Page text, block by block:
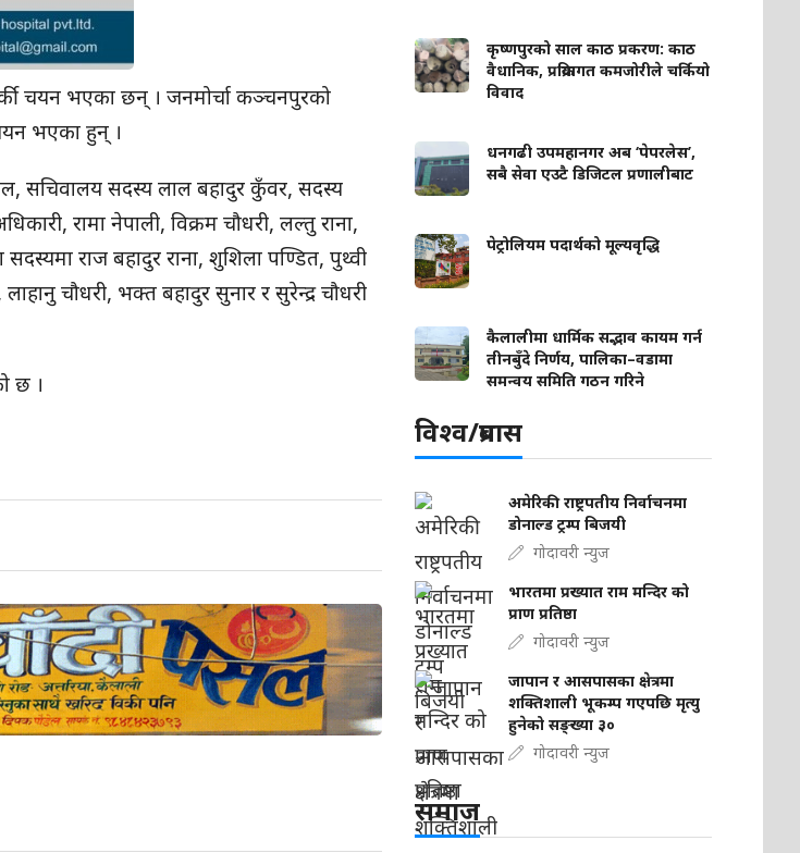
चयन भएका छन् । जनमोर्चा कञ्चनपुरको
भएका हुन् ।
सचिवालय सदस्य लाल बहादुर कुँवर, सदस्य
रामा नेपाली, विक्रम चौधरी, लल्तु राना,
राज बहादुर राना, शुशिला पण्डित, पुथ्वी
चौधरी, भक्त बहादुर सुनार र सुरेन्द्र चौधरी
छ ।
कृष्णपुरको साल काठ प्रकरण: काठ
वैधानिक, प्रक्रियागत कमजोरीले चर्कियो
विवाद
धनगढी उपमहानगर अब ‘पेपरलेस’,
सबै सेवा एउटै डिजिटल प्रणालीबाट
पेट्रोलियम पदार्थको मूल्यवृद्धि
कैलालीमा धार्मिक सद्भाव कायम गर्न
तीनबुँदे निर्णय, पालिका–वडामा
समन्वय समिति गठन गरिने
विश्व/प्रबास
अमेरिकी राष्ट्रपतीय निर्वाचनमा
डोनाल्ड ट्रम्प बिजयी
गोदावरी न्युज
भारतमा प्रख्यात राम मन्दिर को
प्राण प्रतिष्ठा
गोदावरी न्युज
जापान र आसपासका क्षेत्रमा
शक्तिशाली भूकम्प गएपछि मृत्यु
हुनेको सङ्ख्या ३०
गोदावरी न्युज
समाज